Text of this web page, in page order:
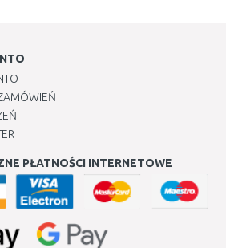
PŁATNOŚCI INTERNETOWE